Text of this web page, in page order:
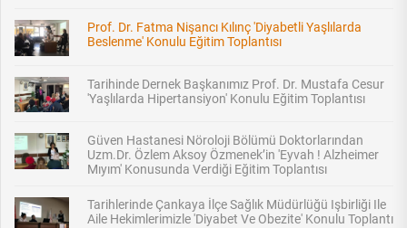
Prof. Dr. Fatma Nişancı Kılınç 'Diyabetli Yaşlılarda
Beslenme' Konulu Eğitim Toplantısı
Tarihinde Dernek Başkanımız Prof. Dr. Mustafa Cesur
'Yaşlılarda Hipertansiyon' Konulu Eğitim Toplantısı
Güven Hastanesi Nöroloji Bölümü Doktorlarından
Uzm.Dr. Özlem Aksoy Özmenek’in 'Eyvah ! Alzheimer
Mıyım' Konusunda Verdiği Eğitim Toplantısı
Tarihlerinde Çankaya İlçe Sağlık Müdürlüğü Işbirliği Ile
Aile Hekimlerimizle 'Diyabet Ve Obezite' Konulu Toplantı